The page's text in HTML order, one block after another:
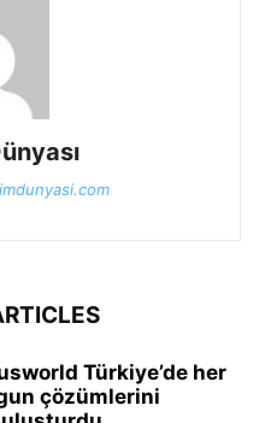
Türkiye’de her
çözümlerini